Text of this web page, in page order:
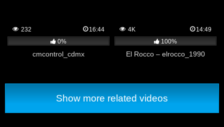
232
16:44
0%
cmcontrol_cdmx
4K
14:49
100%
El Rocco – elrocco_1990
Show more related videos